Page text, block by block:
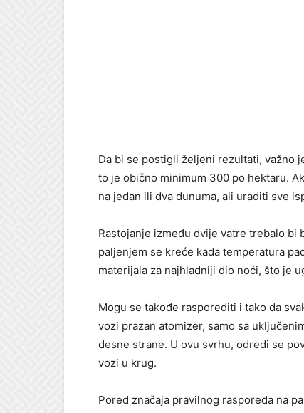
Da bi se postigli željeni rezultati, važno
to je obično minimum 300 po hektaru.
na jedan ili dva dunuma, ali uraditi sve
Rastojanje između dvije vatre trebalo bi
paljenjem se kreće kada temperatura
materijala za najhladniji dio noći, što je
Mogu se takođe rasporediti i tako da
vozi prazan atomizer, samo sa
desne strane. U ovu svrhu, odredi se
vozi u krug.
Pored značaja pravilnog rasporeda na